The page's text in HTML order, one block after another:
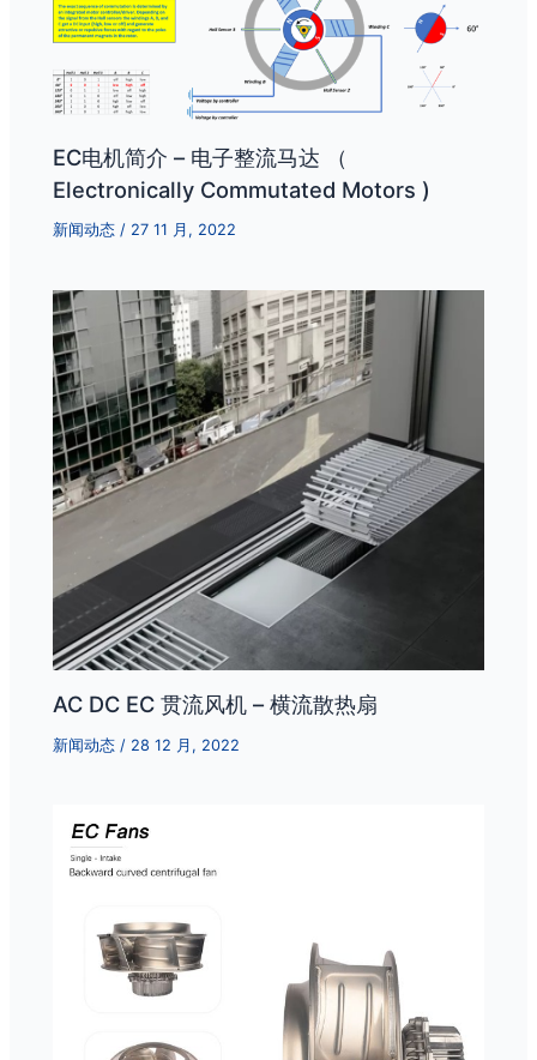
EC电机简介 – 电子整流马达 （
Electronically Commutated Motors )
新闻动态 / 27 11 月, 2022
AC DC EC 贯流风机 – 横流散热扇
新闻动态 / 28 12 月, 2022